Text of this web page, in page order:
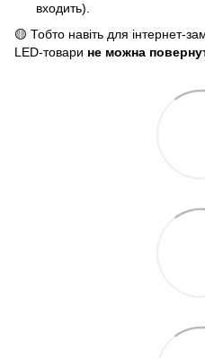
входить).
🟡 Тобто навіть для інтернет-
LED-товари не можна